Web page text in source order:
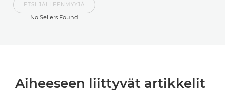
ETSI JÄLLEENMYYJÄ
No Sellers Found
Aiheeseen liittyvät artikkelit